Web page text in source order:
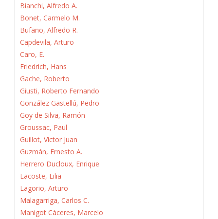
Bianchi, Alfredo A.
Bonet, Carmelo M.
Bufano, Alfredo R.
Capdevila, Arturo
Caro, E.
Friedrich, Hans
Gache, Roberto
Giusti, Roberto Fernando
González Gastellú, Pedro
Goy de Silva, Ramón
Groussac, Paul
Guillot, Víctor Juan
Guzmán, Ernesto A.
Herrero Ducloux, Enrique
Lacoste, Lilia
Lagorio, Arturo
Malagarriga, Carlos C.
Manigot Cáceres, Marcelo